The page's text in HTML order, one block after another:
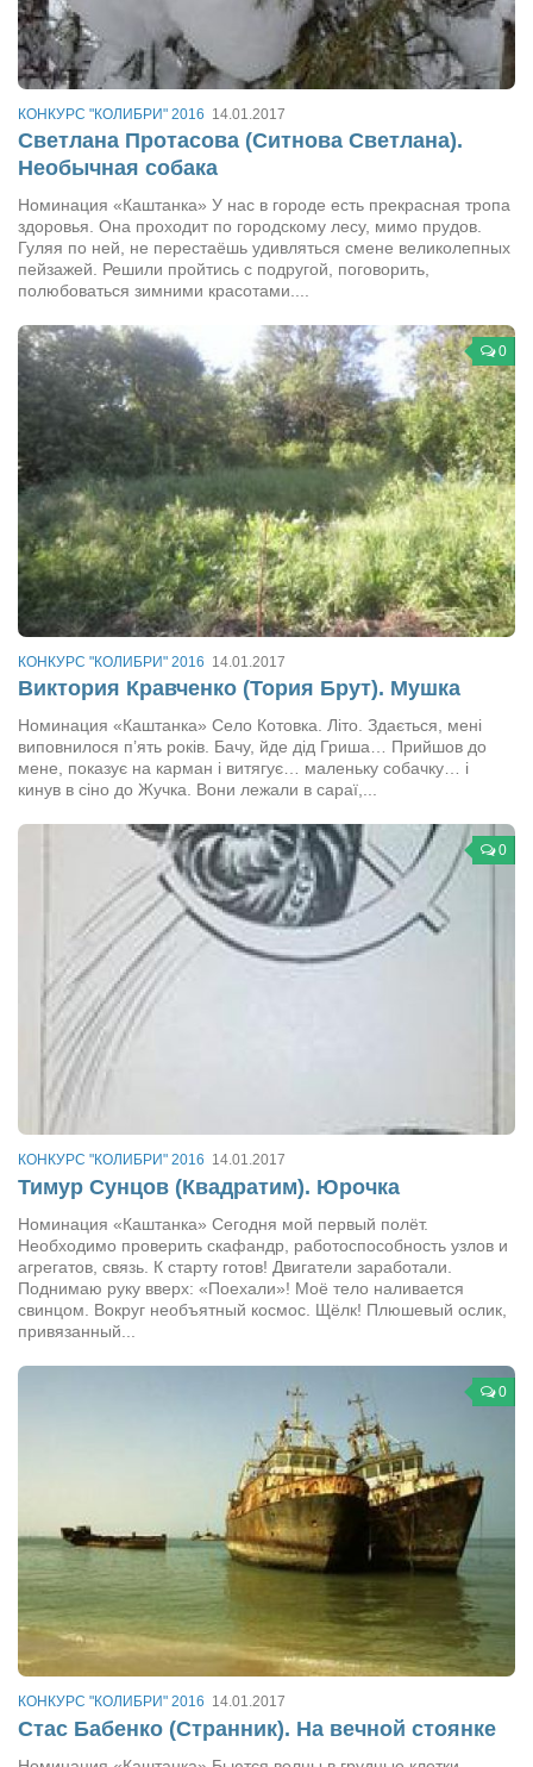
«Траверс» — экипировочный центр
Журналисты
Александр Гвоздик
Александр Кугук
Музыканты
Евгений Касьяненко
Сергей Коноз
Звукорежиссёры
Alfom Studio
Guitarproduction Studio
Писатели
Поэты
Режиссёры
Художники
Надія Белокур
Анна Гидора
Римма Миленкова
Ирина Проценко
Александр Садовский
Сергей Степанов
Анна Черненко
Марина Фенота
Гостиная
Он и Она
Конкурсы
Конкурс «Колибри» 2016
Конкурс «Колибри» 2015
Конкурс «Колибри» 2014
Литературный конкурс «Я люблю Украину»
Конкурс «Колибри — детям!» 2014
Афиша Сумы
О нас
КОНКУРС "КОЛИБРИ" 2016 14.01.2017
Светлана Протасова (Ситнова Светлана).
Необычная собака
Номинация «Каштанка» У нас в городе есть прекрасная тропа
здоровья. Она проходит по городскому лесу, мимо прудов.
Гуляя по ней, не перестаёшь удивляться смене великолепных
пейзажей. Решили пройтись с подругой, поговорить,
полюбоваться зимними красотами....
0
КОНКУРС "КОЛИБРИ" 2016 14.01.2017
Виктория Кравченко (Тория Брут). Мушка
Номинация «Каштанка» Село Котовка. Літо. Здається, мені
виповнилося п’ять років. Бачу, йде дід Гриша… Прийшов до
мене, показує на карман і витягує… маленьку собачку… і
кинув в сіно до Жучка. Вони лежали в сараї,...
0
КОНКУРС "КОЛИБРИ" 2016 14.01.2017
Тимур Сунцов (Квадратим). Юрочка
Номинация «Каштанка» Сегодня мой первый полёт.
Необходимо проверить скафандр, работоспособность узлов и
агрегатов, связь. К старту готов! Двигатели заработали.
Поднимаю руку вверх: «Поехали»! Моё тело наливается
свинцом. Вокруг необъятный космос. Щёлк! Плюшевый ослик,
привязанный...
0
КОНКУРС "КОЛИБРИ" 2016 14.01.2017
Стас Бабенко (Странник). На вечной стоянке